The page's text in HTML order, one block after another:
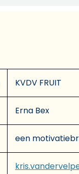
KVDV FRUIT
Erna Bex
een